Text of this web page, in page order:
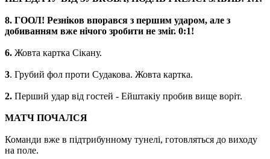
8. ГООЛ! Резніков впорався з першим ударом, але з
добиванням вже нічого зробити не зміг. 0:1!
6. Жовта картка Сікану.
3. Грубий фол проти Судакова. Жовта картка.
2. Перший удар від гостей - Ейштакіу пробив вище воріт.
МАТЧ ПОЧАЛСЯ
Команди вже в підтрибунному тунелі, готовляться до виходу
на поле.